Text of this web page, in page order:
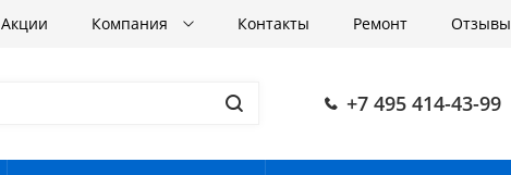
Акции Компания Контакты Ремонт Отзывы
+7 495 414-43-99